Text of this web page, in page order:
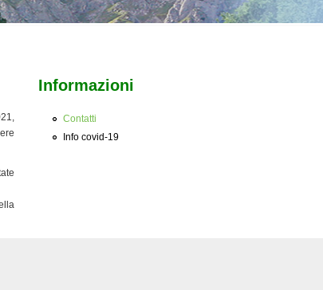
Informazioni
Contatti
Info covid-19